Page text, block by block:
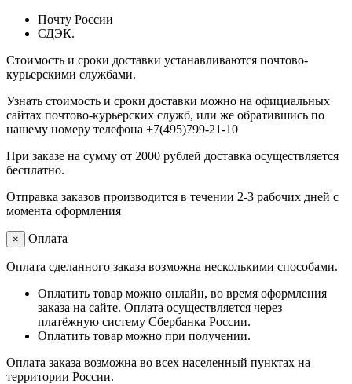
Почту России
СДЭК.
Стоимость и сроки доставки устанавливаются почтово-
курьерскими службами.
Узнать стоимость и сроки доставки можно на официальных
сайтах почтово-курьерских служб, или же обратившись по
нашему номеру телефона +7(495)799-21-10
При заказе на сумму от 2000 рублей доставка осуществляется
бесплатно.
Отправка заказов производится в течении 2-3 рабочих дней с
момента оформления
× Оплата
Оплата сделанного заказа возможна несколькими способами.
Оплатить товар можно онлайн, во время оформления
заказа на сайте. Оплата осуществляется через
платёжную систему Сбербанка России.
Оплатить товар можно при получении.
Оплата заказа возможна во всех населенный пунктах на
территории России.